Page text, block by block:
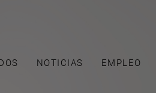
NOTICIAS EMPLEO